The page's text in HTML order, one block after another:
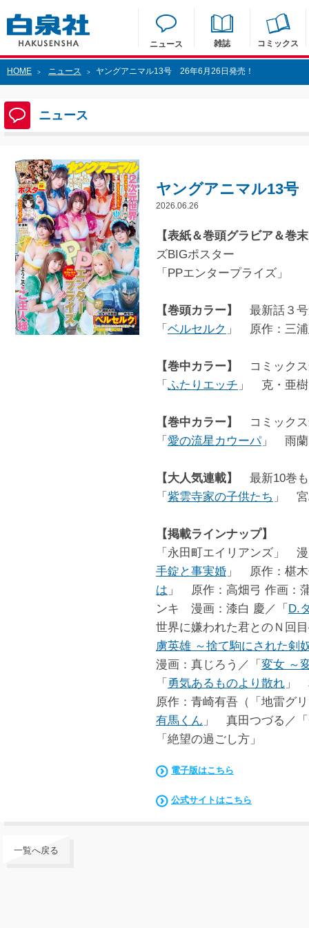
ニュース 雑誌 コミックス
HOME > ニュース > ヤングアニマル13号 26年6月26日発売！
ニュース
ヤングアニマル13号
2026.06.26
【表紙＆巻頭グラビア＆巻
ズBIGポスター
「PPエンタープライズ」
【巻頭カラー】
最新話３号
「 ベルセルク 」 原作：三浦
【巻中カラー】
コミックス
「 ふたりエッチ 」 克・亜樹
【巻中カラー】
コミックス
「 愛の流星カウーパ」 雨蘭
【大人気連載】
最新10巻
「 紫雲寺家の子供たち 」 宮
【掲載ラインナップ】
「永田町エイリアンズ」
手錠と事実婚 」 原作：椹
は 」 原作：高畑弓 作画：
ンキ 漫画：漆白 慶／「 D.
世界に嫌われた君とのＮ
虜英雄 ～捨て駒にされた剣
漫画：真じろう／「 変女 ～
「 勇気あるものより散れ 」
原作：青崎有吾（「地雷グ
有馬くん 」 真田つづる／
「絶望の過ごし方」
電子版はこちら
公式サイトはこちら
一覧へ戻る